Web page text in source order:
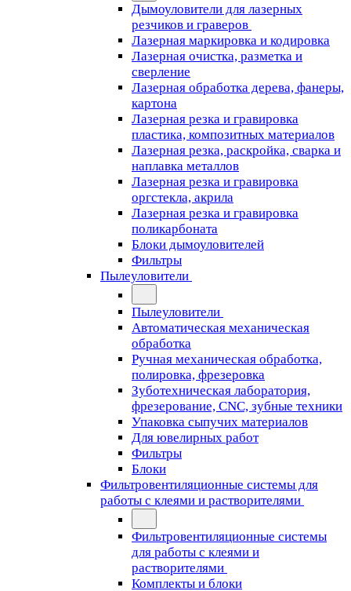
Дымоуловители для лазерных
резчиков и граверов
Лазерная маркировка и кодировка
Лазерная очистка, разметка и
сверление
Лазерная обработка дерева, фанеры,
картона
Лазерная резка и гравировка
пластика, композитных материалов
Лазерная резка, раскройка, сварка и
наплавка металлов
Лазерная резка и гравировка
оргстекла, акрила
Лазерная резка и гравировка
поликарбоната
Блоки дымоуловителей
Фильтры
Пылеуловители
Пылеуловители
Автоматическая механическая
обработка
Ручная механическая обработка,
полировка, фрезеровка
Зуботехническая лаборатория,
фрезерование, CNC, зубные техники
Упаковка сыпучих материалов
Для ювелирных работ
Фильтры
Блоки
Фильтровентиляционные системы для
работы с клеями и растворителями
Фильтровентиляционные системы
для работы с клеями и
растворителями
Комплекты и блоки